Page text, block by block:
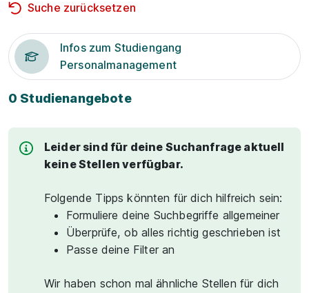
Suche zurücksetzen
Infos zum Studiengang
Personalmanagement
0 Studienangebote
Leider sind für deine Suchanfrage aktuell
keine Stellen verfügbar.
Folgende Tipps könnten für dich hilfreich sein:
Formuliere deine Suchbegriffe allgemeiner
Überprüfe, ob alles richtig geschrieben ist
Passe deine Filter an
Wir haben schon mal ähnliche Stellen für dich